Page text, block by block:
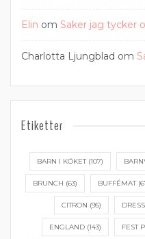
Elin om Saker jag tycker
Charlotta Ljungblad om
Etiketter
BARN I KÖKET(107)
BRUNCH (63) BUFFÉMAT
CITRON (95)
ENGLAND(143) FEST